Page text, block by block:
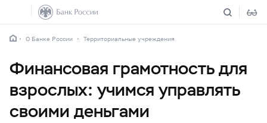
О Банке России Территориальные учреждения
Финансовая грамотность для
взрослых: учимся управлять
своими деньгами